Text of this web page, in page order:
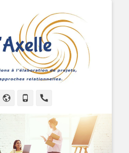
FORMAXELLE -
I.R.A.A.P.P.
à l'élaboration de projets, Sensibilisations
approches relationnelles.
Site
Tél